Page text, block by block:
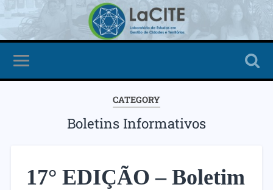
CATEGORY
Boletins Informativos
17° EDIÇÃO – Boletim